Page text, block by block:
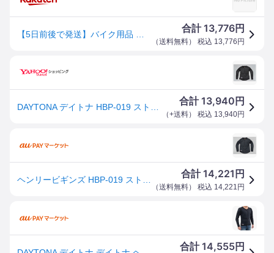
合計13,776円
（送料無料） 税込 13,776 円
合計13,940 円
（+送料） 税込 13,940円
合計14,221 円
（送料無料） 税込 14,221 円
合計14,555円